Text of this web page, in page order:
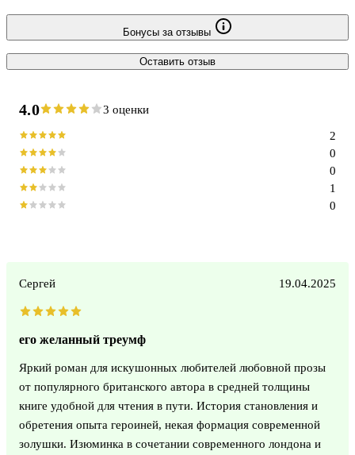
Бонусы за отзывы
Оставить отзыв
4.0 3 оценки
0
1
0
0
2
Сергей 19.04.2025
его желанный треумф
Яркий роман для искушонных любителей любовной прозы
от популярного британского автора в средней толщины
книге удобной для чтения в пути. История становления и
обретения опыта героиней, некая формация современной
золушки. Изюминка в сочетании современного лондона и